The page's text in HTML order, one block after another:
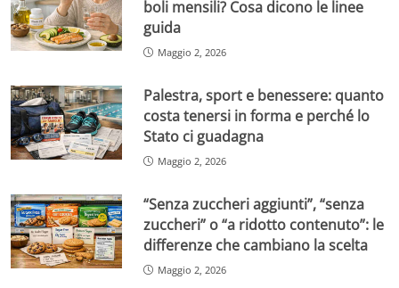
boli mensili? Cosa dicono le linee
guida
Maggio 2, 2026
Palestra, sport e benessere: quanto
costa tenersi in forma e perché lo
Stato ci guadagna
Maggio 2, 2026
“Senza zuccheri aggiunti”, “senza
zuccheri” o “a ridotto contenuto”: le
differenze che cambiano la scelta
Maggio 2, 2026